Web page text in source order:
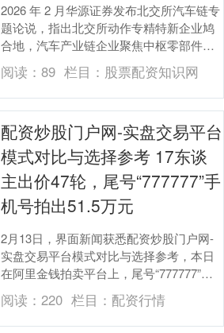
2026 年 2 月华源证券发布北交所汽车链专
题论说，指出北交所动作专精特新企业鸠
合地，汽车产业链企业聚焦中枢零部件鸿
沟，凭借本事深耕、头部客户绑定及大众
化布局....
阅读：89 栏目： 股票配资知识网
配资炒股门户网-实盘交易平台
模式对比与选择参考 17东谈
主出价47轮，尾号“777777”手
机号拍出51.5万元
2月13日，界面新闻获悉配资炒股门户网-
实盘交易平台模式对比与选择参考，本日
在阿里金钱拍卖平台上，尾号“777777”手
机号拍卖激励世东谈主围不雅，最终以50
万....
阅读：220 栏目： 配资行情